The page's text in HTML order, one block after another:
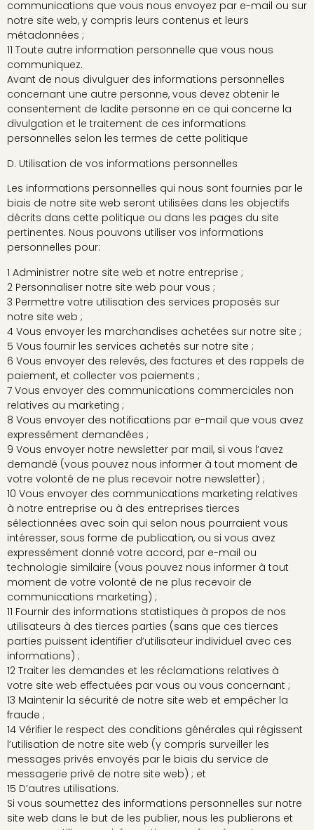
communications que vous nous envoyez par e-mail ou sur
notre site web, y compris leurs contenus et leurs
métadonnées ;
11 Toute autre information personnelle que vous nous
communiquez.
Avant de nous divulguer des informations personnelles
concernant une autre personne, vous devez obtenir le
consentement de ladite personne en ce qui concerne la
divulgation et le traitement de ces informations
personnelles selon les termes de cette politique
D. Utilisation de vos informations personnelles
Les informations personnelles qui nous sont fournies par le
biais de notre site web seront utilisées dans les objectifs
décrits dans cette politique ou dans les pages du site
pertinentes. Nous pouvons utiliser vos informations
personnelles pour:
1 Administrer notre site web et notre entreprise ;
2 Personnaliser notre site web pour vous ;
3 Permettre votre utilisation des services proposés sur
notre site web ;
4 Vous envoyer les marchandises achetées sur notre site ;
5 Vous fournir les services achetés sur notre site ;
6 Vous envoyer des relevés, des factures et des rappels de
paiement, et collecter vos paiements ;
7 Vous envoyer des communications commerciales non
relatives au marketing ;
8 Vous envoyer des notifications par e-mail que vous avez
expressément demandées ;
9 Vous envoyer notre newsletter par mail, si vous l’avez
demandé (vous pouvez nous informer à tout moment de
votre volonté de ne plus recevoir notre newsletter) ;
10 Vous envoyer des communications marketing relatives
à notre entreprise ou à des entreprises tierces
sélectionnées avec soin qui selon nous pourraient vous
intéresser, sous forme de publication, ou si vous avez
expressément donné votre accord, par e-mail ou
technologie similaire (vous pouvez nous informer à tout
moment de votre volonté de ne plus recevoir de
communications marketing) ;
11 Fournir des informations statistiques à propos de nos
utilisateurs à des tierces parties (sans que ces tierces
parties puissent identifier d’utilisateur individuel avec ces
informations) ;
12 Traiter les demandes et les réclamations relatives à
votre site web effectuées par vous ou vous concernant ;
13 Maintenir la sécurité de notre site web et empêcher la
fraude ;
14 Vérifier le respect des conditions générales qui régissent
l’utilisation de notre site web (y compris surveiller les
messages privés envoyés par le biais du service de
messagerie privé de notre site web) ; et
15 D’autres utilisations.
Si vous soumettez des informations personnelles sur notre
site web dans le but de les publier, nous les publierons et